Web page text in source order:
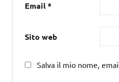
Email*
Sito web
Salva il mio nome,